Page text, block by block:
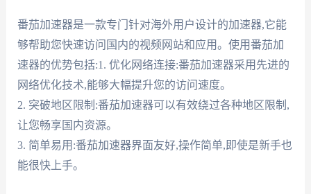
番茄加速器是一款专门针对海外用户设计的加速器,它能
够帮助您快速访问国内的视频网站和应用。使用番茄加
速器的优势包括:1. 优化网络连接:番茄加速器采用先进的
网络优化技术,能够大幅提升您的访问速度。
2. 突破地区限制:番茄加速器可以有效绕过各种地区限制,
让您畅享国内资源。
3. 简单易用:番茄加速器界面友好,操作简单,即使是新手也
能很快上手。